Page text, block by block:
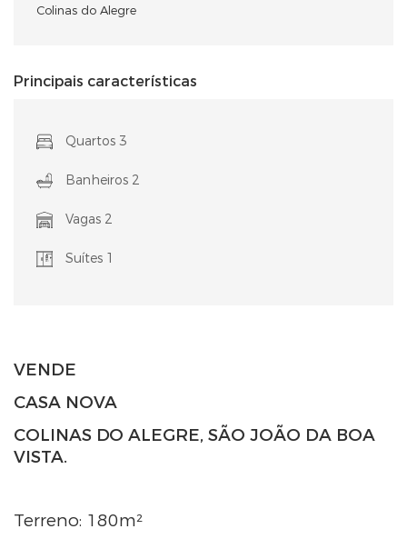
Colinas do Alegre
Principais características
Quartos 3
Banheiros 2
Vagas 2
Suítes 1
VENDE
CASA NOVA
COLINAS DO ALEGRE, SÃO JOÃO DA BOA
VISTA.
Terreno: 180m²